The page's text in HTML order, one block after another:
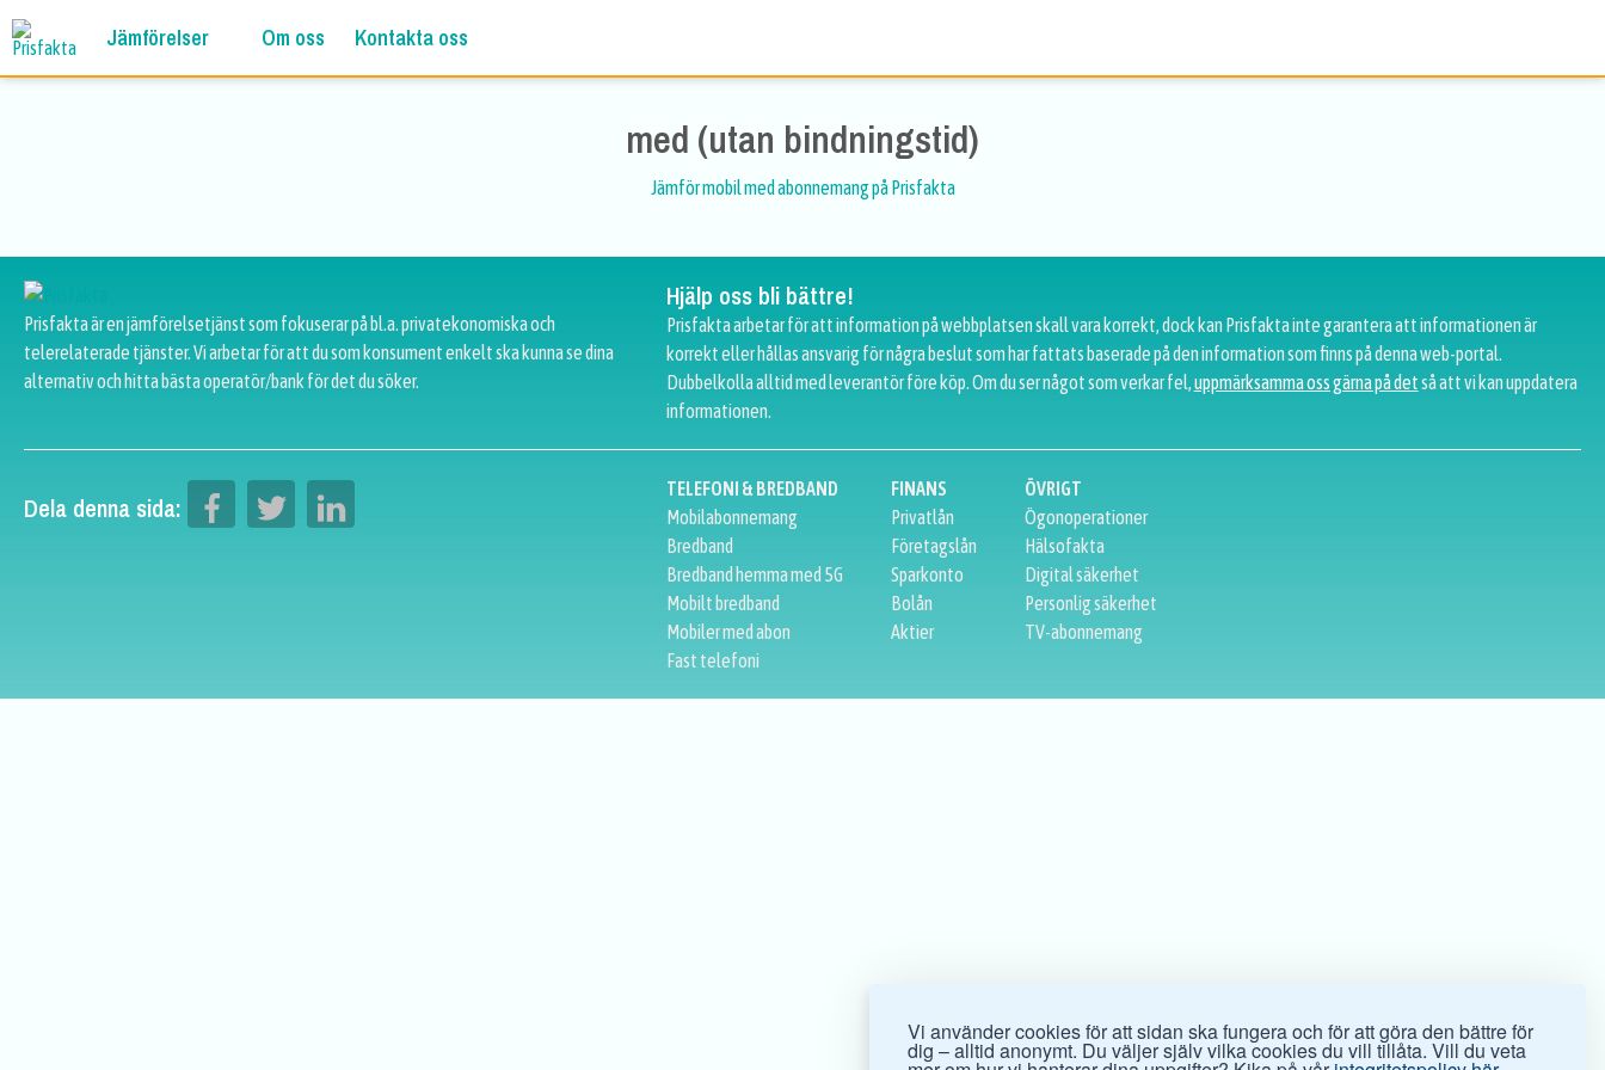
Vi använder cookies för att sidan ska fungera och för att göra den bättre för
dig – alltid anonymt. Du väljer själv vilka cookies du vill tillåta. Vill du veta
Jämförelser Om oss Kontakta oss
med (utan bindningstid)
Jämför mobil med abonnemang på Prisfakta
Prisfakta är en jämförelsetjänst som fokuserar på bl.a. privatekonomiska och
telerelaterade tjänster. Vi arbetar för att du som konsument enkelt ska kunna se dina
alternativ och hitta bästa operatör/bank för det du söker.
Hjälp oss bli bättre!
Prisfakta arbetar för att information på webbplatsen skall vara korrekt, dock kan Prisfakta inte garantera att informationen är
korrekt eller hållas ansvarig för några beslut som har fattats baserade på den information som finns på denna web-portal.
Dubbelkolla alltid med leverantör före köp. Om du ser något som verkar fel,uppmärksamma oss gärna på detså att vi kan uppdatera
informationen.
Dela denna sida:
TELEFONI & BREDBAND
Mobilabonnemang
Bredband
Bredband hemma med 5G
Mobilt bredband
Mobiler med abon
Fast telefoni
FINANS
Privatlån
Företagslån
Sparkonto
Bolån
Aktier
ÖVRIGT
Ögonoperationer
Hälsofakta
Digital säkerhet
Personlig säkerhet
TV-abonnemang